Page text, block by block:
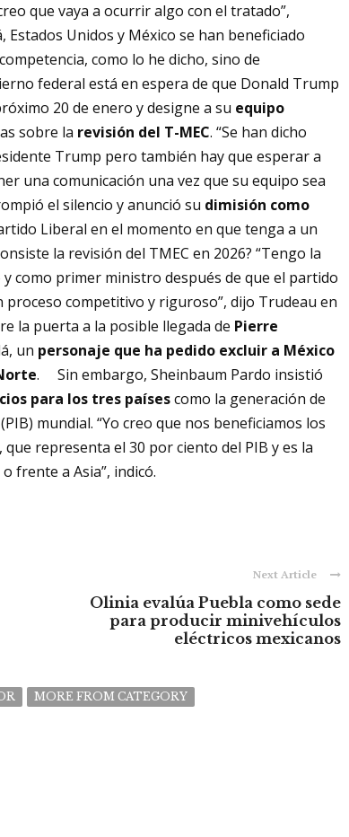
que vaya a ocurrir algo con el tratado”,
Unidos y México se han beneficiado
como lo he dicho, sino de
federal está en espera de que Donald Trump
20 de enero y designe a su equipo
sobre la revisión del T-MEC. “Se han dicho
Trump pero también hay que esperar a
una comunicación una vez que su equipo sea
el silencio y anunció su dimisión como
Liberal en el momento en que tenga a un
la revisión del TMEC en 2026? “Tengo la
como primer ministro después de que el partido
competitivo y riguroso”, dijo Trudeau en
la puerta a la posible llegada de Pierre
un personaje que ha pedido excluir a México
. Sin embargo, Sheinbaum Pardo insistió
para los tres paísescomo la generación de
mundial. “Yo creo que nos beneficiamos los
representa el 30 por ciento del PIB y es la
frente a Asia”, indicó.
Next Article
Olinia evalúa Puebla como sede
para producir minivehículos
eléctricos mexicanos
MORE FROM CATEGORY